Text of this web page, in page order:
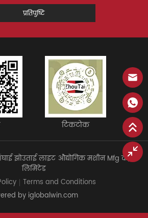
प्रतिपुष्टि
टिकटोक
झोउताई लाइट औद्योगिक मशीन Mfg कं,
लिमिटेड
Terms and Conditions
by iglobalwin.com